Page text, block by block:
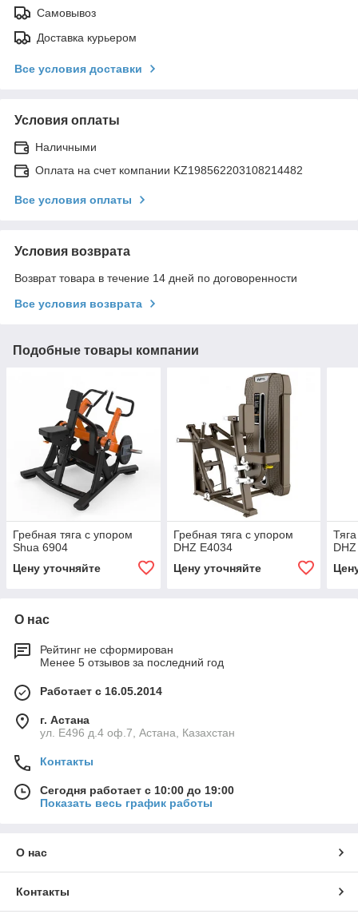
Самовывоз
Доставка курьером
Все условия доставки
Условия оплаты
Наличными
Оплата на счет компании KZ198562203108214482
Все условия оплаты
Условия возврата
Возврат товара в течение 14 дней по договоренности
Все условия возврата
Подобные товары компании
Гребная тяга с упором
Shua 6904
Цену уточняйте
Гребная тяга с упором
DHZ E4034
Цену уточняйте
О нас
Рейтинг не сформирован
Менее 5 отзывов за последний год
Работает с 16.05.2014
г. Астана
ул. Е496 д.4 оф.7, Астана, Казахстан
Контакты
Сегодня работает с 10:00 до 19:00
Показать весь график работы
О нас
Контакты